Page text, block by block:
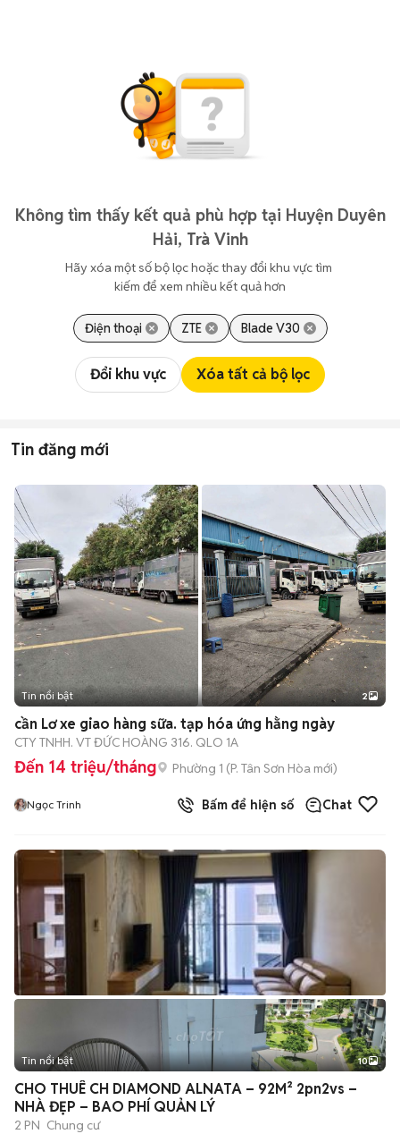
Không tìm thấy kết quả phù hợp tại Huyện Duyên
Hải, Trà Vinh
Hãy xóa một số bộ lọc hoặc thay đổi khu vực tìm
kiếm để xem nhiều kết quả hơn
Điện thoại ZTE Blade V30
Đổi khu vực Xóa tất cả bộ lọc
Tin đăng mới
Tin nổi bật 2
cần Lơ xe giao hàng sữa. tạp hóa ứng hằng ngày
CTY TNHH. VT ĐỨC HOÀNG 316. QLO 1A
Đến 14 triệu/tháng Phường 1 (P. Tân Sơn Hòa mới)
Ngọc Trinh Bấm để hiện số Chat
+2
Tin nổi bật 10
CHO THUÊ CH DIAMOND ALNATA – 92M² 2pn2vs –
NHÀ ĐẸP – BAO PHÍ QUẢN LÝ
2 PN Chung cư